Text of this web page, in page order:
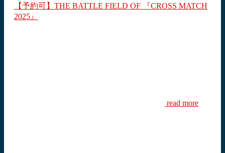
【予約可】THE BATTLE FIELD OF 『CROSS MATCH
2025』
read more